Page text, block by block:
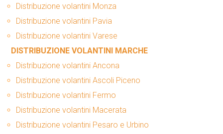
Distribuzione volantini Monza
Distribuzione volantini Pavia
Distribuzione volantini Varese
DISTRIBUZIONE VOLANTINI MARCHE
Distribuzione volantini Ancona
Distribuzione volantini Ascoli Piceno
Distribuzione volantini Fermo
Distribuzione volantini Macerata
Distribuzione volantini Pesaro e Urbino